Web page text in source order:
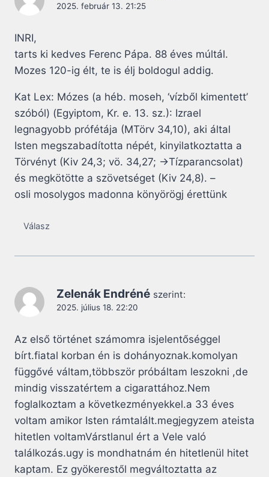
2025. február 13. 21:25
INRI,
tarts ki kedves Ferenc Pápa. 88 éves múltál.
Mozes 120-ig élt, te is élj boldogul addig.
Kat Lex: Mózes (a héb. moseh, ‘vízből kimentett’
szóból) (Egyiptom, Kr. e. 13. sz.): Izrael
legnagyobb prófétája (MTörv 34,10), aki által
Isten megszabadította népét, kinyilatkoztatta a
Törvényt (Kiv 24,3; vö. 34,27; →Tízparancsolat)
és megkötötte a szövetséget (Kiv 24,8). –
osli mosolygos madonna könyörögj érettünk
Válasz
Zelenák Endréné szerint:
2025. július 18. 22:20
Az első történet számomra isjelentőséggel
bírt.fiatal korban én is dohányoznak.komolyan
függővé váltam,többször próbáltam leszokni ,de
mindig visszatértem a cigarattához.Nem
foglalkoztam a következményekkel.a 33 éves
voltam amikor Isten rámtalált.megjegyzem ateista
hitetlen voltamVárstlanul ért a Vele való
találkozás.ugy is mondhatnám én hitetlenül hitet
kaptam. Ez gyökerestől megváltoztatta az